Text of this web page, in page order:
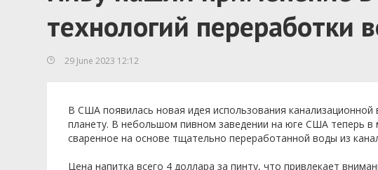
технологий переработки
29 June 2023 12:12
В США появилась новая идея использования
планету. В небольшом пивном заведении на юге США теперь в
сваренное на основе тщательно переработанной воды из
Цена напитка всего 4 доллара за пинту, что привлекает